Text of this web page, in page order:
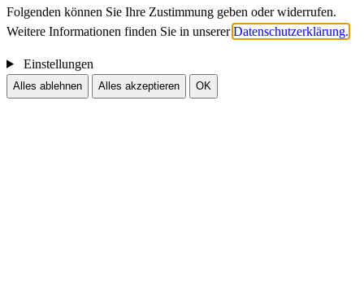
Folgenden können Sie Ihre Zustimmung geben oder widerrufen.
Weitere Informationen finden Sie in unsererDatenschutzerklärung.
Einstellungen
Alles ablehnen Alles akzeptieren OK